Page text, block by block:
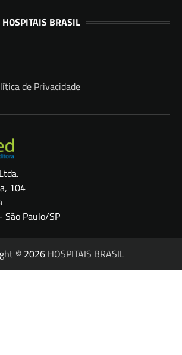
BRASIL
de Privacidade
104
São Paulo/SP
© 2026 HOSPITAIS BRASIL